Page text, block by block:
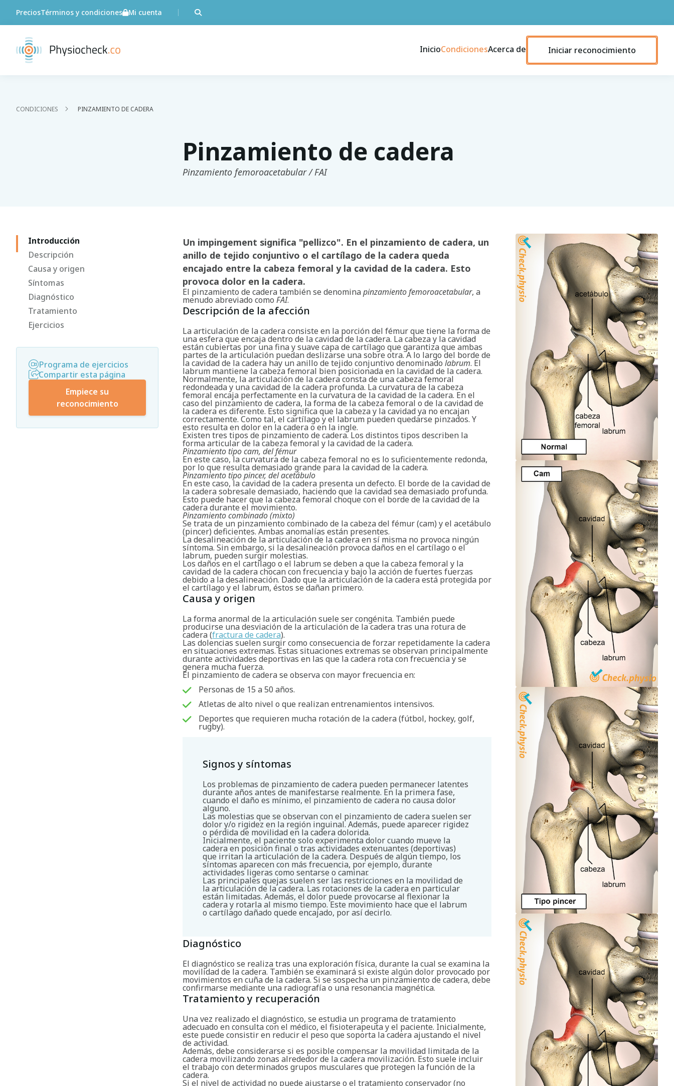
Buscar
PreciosTérminos y condiciones Mi cuenta
InicioCondicionesAcerca de Iniciar reconocimiento
CONDICIONES PINZAMIENTO DE CADERA
Pinzamiento de cadera
Pinzamiento femoroacetabular / FAI
Introducción
Descripción
Causa y origen
Síntomas
Diagnóstico
Tratamiento
Ejercicios
Programa de ejercicios
Compartir esta página
Empiece su
reconocimiento
Un impingement significa "pellizco". En el pinzamiento de cadera, un
anillo de tejido conjuntivo o el cartílago de la cadera queda
encajado entre la cabeza femoral y la cavidad de la cadera. Esto
provoca dolor en la cadera.
El pinzamiento de cadera también se denomina pinzamiento femoroacetabular, a
menudo abreviado como FAI.
Descripción de la afección
La articulación de la cadera consiste en la porción del fémur que tiene la forma de
una esfera que encaja dentro de la cavidad de la cadera. La cabeza y la cavidad
están cubiertas por una fina y suave capa de cartílago que garantiza que ambas
partes de la articulación puedan deslizarse una sobre otra. A lo largo del borde de
la cavidad de la cadera hay un anillo de tejido conjuntivo denominado labrum. El
labrum mantiene la cabeza femoral bien posicionada en la cavidad de la cadera.
Normalmente, la articulación de la cadera consta de una cabeza femoral
redondeada y una cavidad de la cadera profunda. La curvatura de la cabeza
femoral encaja perfectamente en la curvatura de la cavidad de la cadera. En el
caso del pinzamiento de cadera, la forma de la cabeza femoral o de la cavidad de
la cadera es diferente. Esto significa que la cabeza y la cavidad ya no encajan
correctamente. Como tal, el cartílago y el labrum pueden quedarse pinzados. Y
esto resulta en dolor en la cadera o en la ingle.
Existen tres tipos de pinzamiento de cadera. Los distintos tipos describen la
forma articular de la cabeza femoral y la cavidad de la cadera.
Pinzamiento tipo cam, del fémur
En este caso, la curvatura de la cabeza femoral no es lo suficientemente redonda,
por lo que resulta demasiado grande para la cavidad de la cadera.
Pinzamiento tipo pincer, del acetábulo
En este caso, la cavidad de la cadera presenta un defecto. El borde de la cavidad de
la cadera sobresale demasiado, haciendo que la cavidad sea demasiado profunda.
Esto puede hacer que la cabeza femoral choque con el borde de la cavidad de la
cadera durante el movimiento.
Pinzamiento combinado (mixto)
Se trata de un pinzamiento combinado de la cabeza del fémur (cam) y el acetábulo
(pincer) deficientes. Ambas anomalías están presentes.
La desalineación de la articulación de la cadera en sí misma no provoca ningún
síntoma. Sin embargo, si la desalineación provoca daños en el cartílago o el
labrum, pueden surgir molestias.
Los daños en el cartílago o el labrum se deben a que la cabeza femoral y la
cavidad de la cadera chocan con frecuencia y bajo la acción de fuertes fuerzas
debido a la desalineación. Dado que la articulación de la cadera está protegida por
el cartílago y el labrum, éstos se dañan primero.
Causa y origen
La forma anormal de la articulación suele ser congénita. También puede
producirse una desviación de la articulación de la cadera tras una rotura de
cadera (fractura de cadera).
Las dolencias suelen surgir como consecuencia de forzar repetidamente la cadera
en situaciones extremas. Estas situaciones extremas se observan principalmente
durante actividades deportivas en las que la cadera rota con frecuencia y se
genera mucha fuerza.
El pinzamiento de cadera se observa con mayor frecuencia en:
Personas de 15 a 50 años.
Atletas de alto nivel o que realizan entrenamientos intensivos.
Deportes que requieren mucha rotación de la cadera (fútbol, hockey, golf,
rugby).
Signos y síntomas
Los problemas de pinzamiento de cadera pueden permanecer latentes
durante años antes de manifestarse realmente. En la primera fase,
cuando el daño es mínimo, el pinzamiento de cadera no causa dolor
alguno.
Las molestias que se observan con el pinzamiento de cadera suelen ser
dolor y/o rigidez en la región inguinal. Además, puede aparecer rigidez
o pérdida de movilidad en la cadera dolorida.
Inicialmente, el paciente solo experimenta dolor cuando mueve la
cadera en posición final o tras actividades extenuantes (deportivas)
que irritan la articulación de la cadera. Después de algún tiempo, los
síntomas aparecen con más frecuencia, por ejemplo, durante
actividades ligeras como sentarse o caminar.
Las principales quejas suelen ser las restricciones en la movilidad de
la articulación de la cadera. Las rotaciones de la cadera en particular
están limitadas. Además, el dolor puede provocarse al flexionar la
cadera y rotarla al mismo tiempo. Este movimiento hace que el labrum
o cartílago dañado quede encajado, por así decirlo.
Diagnóstico
El diagnóstico se realiza tras una exploración física, durante la cual se examina la
movilidad de la cadera. También se examinará si existe algún dolor provocado por
movimientos en cuña de la cadera. Si se sospecha un pinzamiento de cadera, debe
confirmarse mediante una radiografía o una resonancia magnética.
Tratamiento y recuperación
Una vez realizado el diagnóstico, se estudia un programa de tratamiento
adecuado en consulta con el médico, el fisioterapeuta y el paciente. Inicialmente,
este puede consistir en reducir el peso que soporta la cadera ajustando el nivel
de actividad.
Además, debe considerarse si es posible compensar la movilidad limitada de la
cadera movilizando zonas alrededor de la cadera movilización. Esto suele incluir
el trabajo con determinados grupos musculares que protegen la función de la
cadera.
Si el nivel de actividad no puede ajustarse o el tratamiento conservador (no